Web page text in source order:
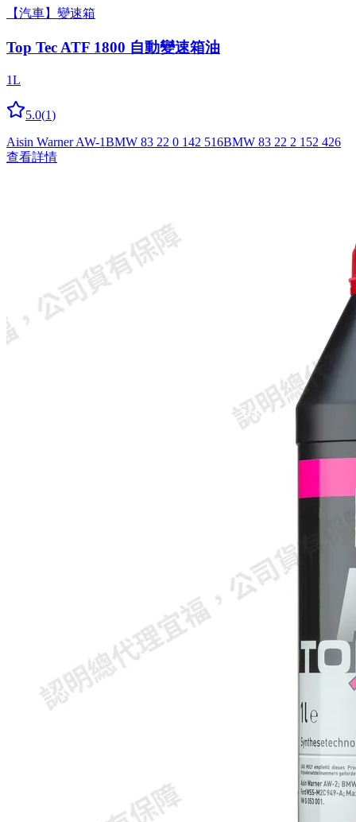
【汽車】變速箱
Top Tec ATF 1800 自動變速箱油
1L
5.0(1)
Aisin Warner AW-1BMW 83 22 0 142 516BMW 83 22 2 152 426
查看詳情